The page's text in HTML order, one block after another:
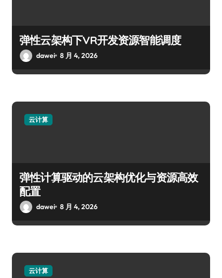
弹性云架构下VR开发资源智能调度
dawei 8 月 4, 2026
云计算
弹性计算驱动的云架构优化与资源高效
配置
dawei 8 月 4, 2026
云计算